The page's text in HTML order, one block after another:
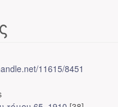
11615/8451